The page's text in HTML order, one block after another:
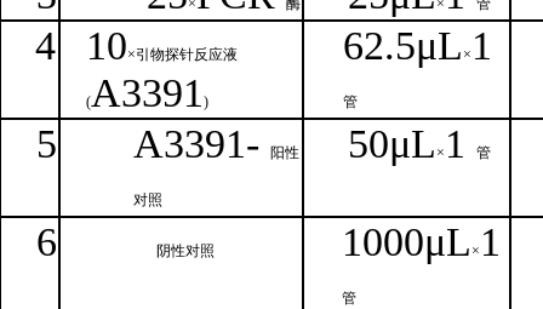
× 酶 × 管
4 10×引物探针反应液
(A3391)
62.5μL × 1
管
5 A3391- 阳性
对照
50μL × 1管
6 阴性对照 1000μL × 1
管